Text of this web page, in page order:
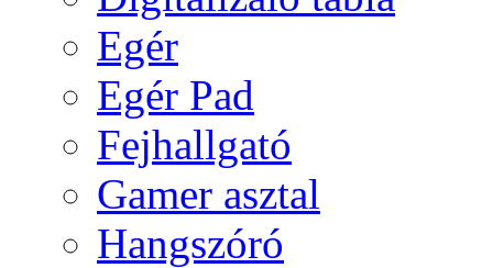
Egér
Egér Pad
Fejhallgató
Gamer asztal
Hangszóró